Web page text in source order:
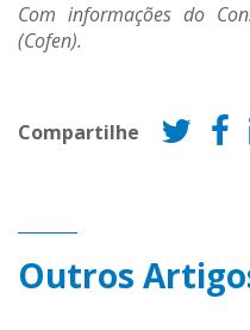
Com informações do
(Cofen).
Compartilhe
Outros